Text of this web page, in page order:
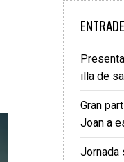
illa de
Gran
Joan a
Jornada